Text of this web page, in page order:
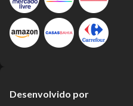
Desenvolvido por